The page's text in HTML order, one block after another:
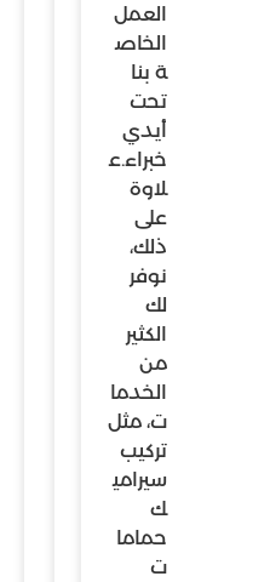
العمل
الخاص
ة بنا
تحت
أيدي
خبراء.ع
لاوة
على
ذلك،
نوفر
لك
الكثير
من
الخدما
ت، مثل
تركيب
سيرامي
ك
حماما
ت